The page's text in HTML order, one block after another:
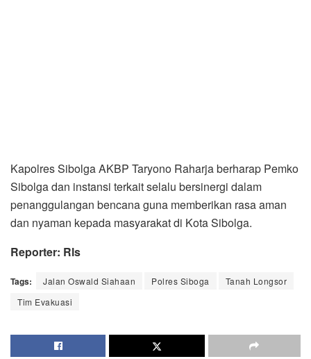
Kapolres Sibolga AKBP Taryono Raharja berharap Pemko
Sibolga dan instansi terkait selalu bersinergi dalam
penanggulangan bencana guna memberikan rasa aman
dan nyaman kepada masyarakat di Kota Sibolga.
Reporter: Rls
Tags: Jalan Oswald Siahaan Polres Siboga
Tanah Longsor
Tim Evakuasi